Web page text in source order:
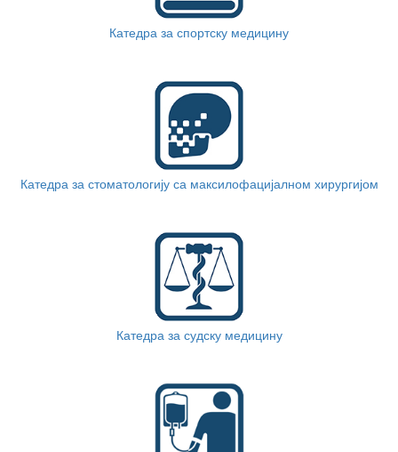
Катедра за спортску медицину
Катедра за стоматологију са максилофацијалном хирургијом
Катедра за судску медицину